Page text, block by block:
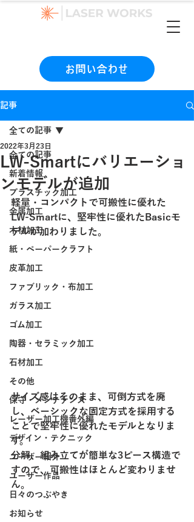
お問い合わせ
記事
全ての記事
新着情報
プラスチック加工
金属加工
木材加工
紙・ペーパークラフト
皮革加工
ファブリック・布加工
ガラス加工
ゴム加工
陶器・セラミック加工
石材加工
その他
保守・メンテナンス
レーザー加工機番外編
デザイン・テクニック
ユーザー紹介
ユーザー作品
日々のつぶやき
お知らせ
全ての記事
LW-Smartにバリエーショ
ンモデルが追加
2022年3月23日
軽量・コンパクトで可搬性に優れた
LW-Smartに、堅牢性に優れたBasicモ
デルが加わりました。
サイズ感はそのまま、可倒方式を廃
し、ベーシックな固定方式を採用する
ことで堅牢性に優れたモデルとなりま
す。
分解、組み立てが簡単な3ピース構造で
すので、可搬性はほとんど変わりませ
ん。